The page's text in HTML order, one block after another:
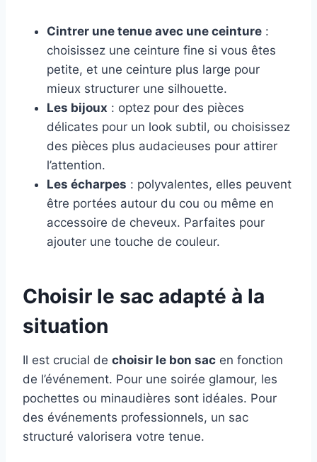
Cintrer une tenue avec une ceinture :
choisissez une ceinture fine si vous êtes
petite, et une ceinture plus large pour
mieux structurer une silhouette.
Les bijoux : optez pour des pièces
délicates pour un look subtil, ou choisissez
des pièces plus audacieuses pour attirer
l’attention.
Les écharpes : polyvalentes, elles peuvent
être portées autour du cou ou même en
accessoire de cheveux. Parfaites pour
ajouter une touche de couleur.
Choisir le sac adapté à la
situation
Il est crucial de choisir le bon sac en fonction
de l’événement. Pour une soirée glamour, les
pochettes ou minaudières sont idéales. Pour
des événements professionnels, un sac
structuré valorisera votre tenue.